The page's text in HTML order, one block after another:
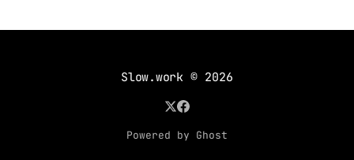
Slow.work© 2026
Powered by Ghost